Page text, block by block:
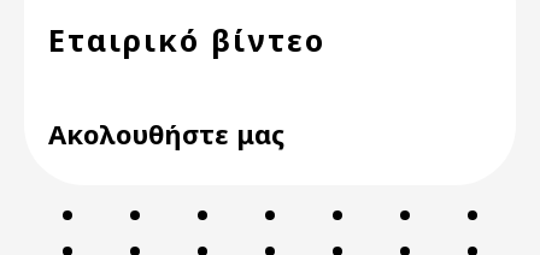
Εταιρικό βίντεο
Ακολουθήστε μας